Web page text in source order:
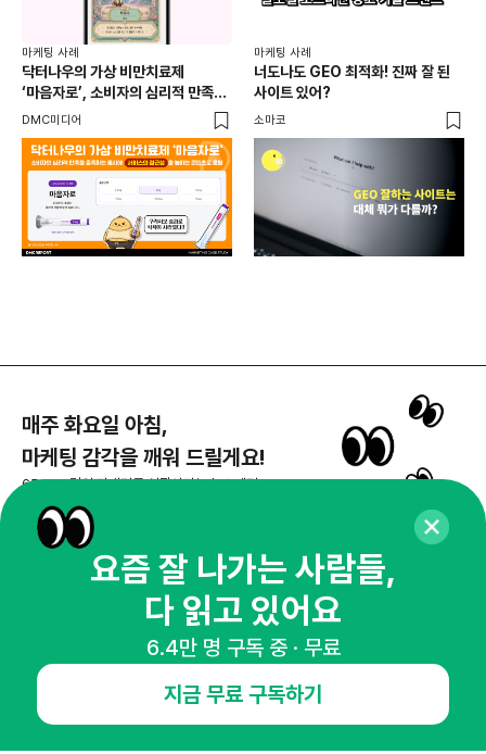
마케팅 사례
닥터나우의 가상 비만치료제
‘마음자로’, 소비자의 심리적 만족을
충족하는 동시에 서비스의 접근성을
DMC미디어
마케팅 사례
너도나도 GEO 최적화! 진짜 잘 된
사이트 있어?
소마코
매주 화요일 아침,
마케팅 감각을 깨워 드릴게요!
65,043명의 마케터를 성장시키는 뉴스레터
뉴스레터 구독하기
공지사항 제휴문의
인사이터 신청
뉴스레터
광고안내
요즘 잘 나가는 사람들,
다 읽고 있어요
6.4만 명 구독 중 · 무료
지금 무료 구독하기